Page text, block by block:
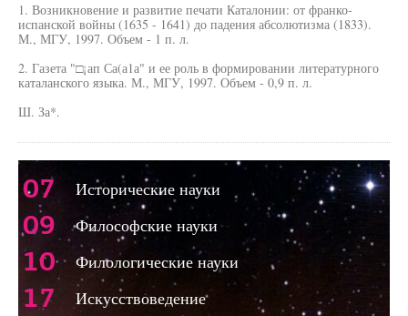
1. Возникновение и развитие печати Каталонии: от франко-
испанской войны (1635 - 1641) до падения абсолютизма (1833).
М., МГУ, 1997. Объем - 1 п. л.
2. Газета "□¡ап Са(а1а" и ее роль в формировании литературного
каталанского языка. М., МГУ, 1997. Объем - 0,9 п. л.
Ш. За*.
07 Исторические науки
09 Философские науки
10 Филологические науки
17 Искусствоведение